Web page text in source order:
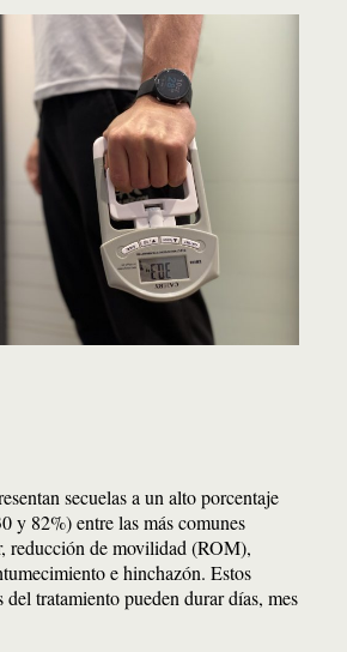
secuelas a un alto porcentaje
y 82%) entre las más comunes
reducción de movilidad (ROM),
e hinchazón. Estos
del tratamiento pueden durar días, mes